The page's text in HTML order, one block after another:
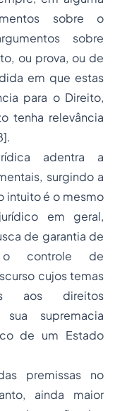
sobre o
sobre
ou prova, ou de
em que estas
para o Direito,
tenha relevância
.
adentra a
surgindo a
intuito é o mesmo
em geral,
de garantia de
o controle de
cujos temas
aos direitos
supremacia
de um Estado
premissas no
ainda maior